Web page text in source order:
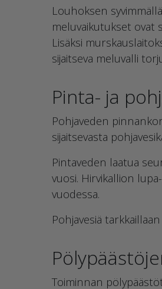
Louhoksen
meluvaikutukset ovat
Lisäksi
sijaitseva meluvalli
Pinta- ja
Pohjaveden
sijaitsevasta
Pintaveden laatua
vuosi. Hirvikallion
vuodessa.
Pohjavesiä
Toiminnan